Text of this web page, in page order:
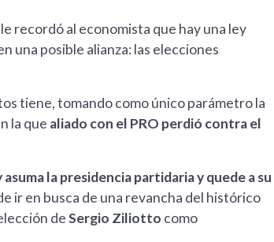
le recordó al economista que hay una ley
una posible alianza: las elecciones
tiene, tomando como único parámetro la
la que aliado con el PRO perdió contra el
la presidencia partidaria y quede a su
ir en busca de una revancha del histórico
deSergio Ziliotto como